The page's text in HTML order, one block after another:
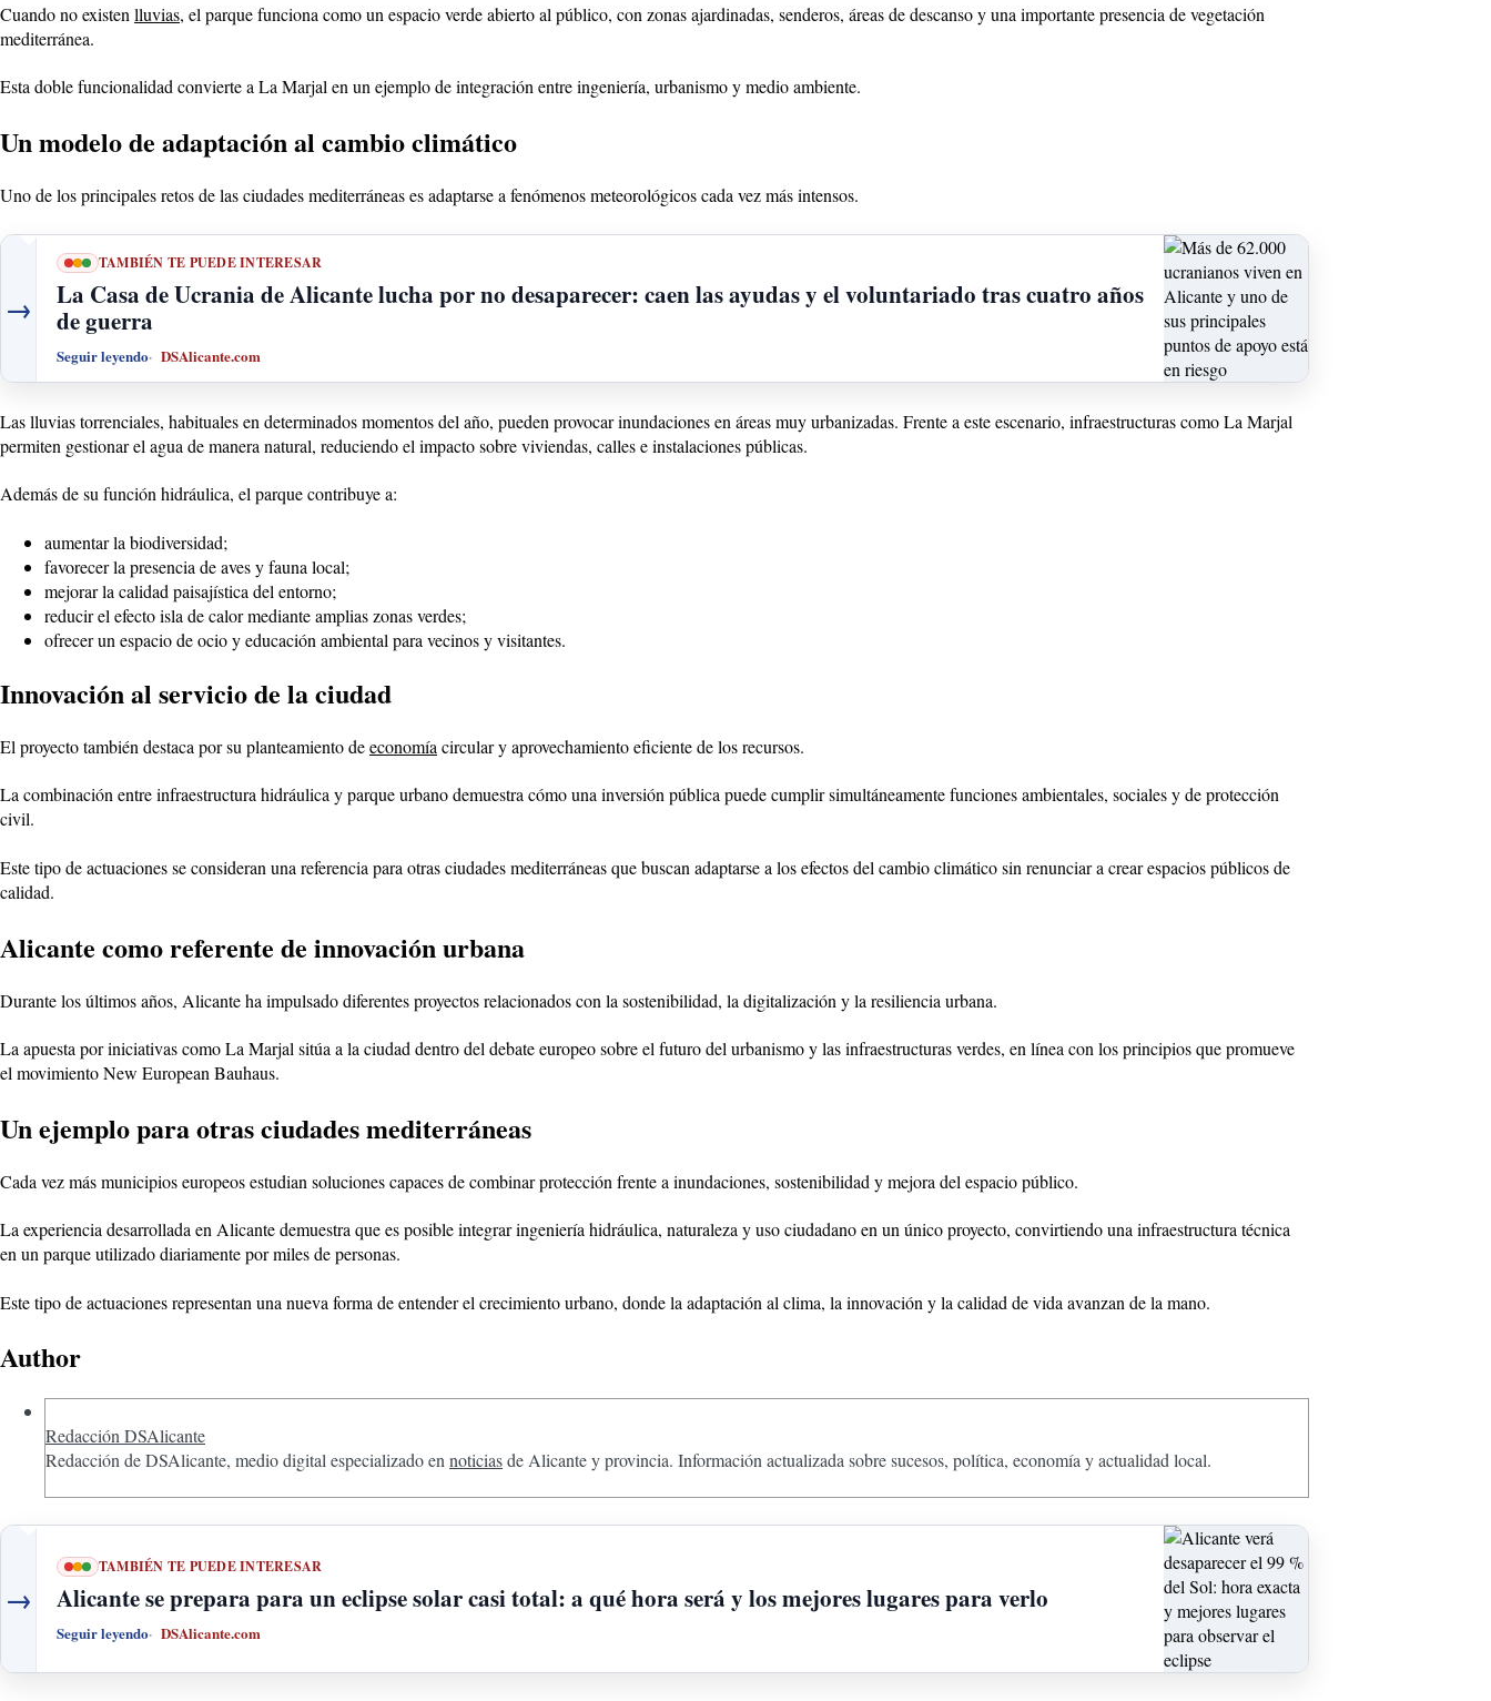
Cuando no existen lluvias, el parque funciona como un espacio verde abierto al público, con zonas ajardinadas, senderos, áreas de descanso y una importante presencia de vegetación
mediterránea.
Esta doble funcionalidad convierte a La Marjal en un ejemplo de integración entre ingeniería, urbanismo y medio ambiente.
Un modelo de adaptación al cambio climático
Uno de los principales retos de las ciudades mediterráneas es adaptarse a fenómenos meteorológicos cada vez más intensos.
→
TAMBIÉN TE PUEDE INTERESAR
La Casa de Ucrania de Alicante lucha por no desaparecer: caen las ayudas y el voluntariado tras cuatro años
de guerra
Seguir leyendo DSAlicante.com
Las lluvias torrenciales, habituales en determinados momentos del año, pueden provocar inundaciones en áreas muy urbanizadas. Frente a este escenario, infraestructuras como La Marjal
permiten gestionar el agua de manera natural, reduciendo el impacto sobre viviendas, calles e instalaciones públicas.
Además de su función hidráulica, el parque contribuye a:
aumentar la biodiversidad;
favorecer la presencia de aves y fauna local;
mejorar la calidad paisajística del entorno;
reducir el efecto isla de calor mediante amplias zonas verdes;
ofrecer un espacio de ocio y educación ambiental para vecinos y visitantes.
Innovación al servicio de la ciudad
El proyecto también destaca por su planteamiento deeconomía circular y aprovechamiento eficiente de los recursos.
La combinación entre infraestructura hidráulica y parque urbano demuestra cómo una inversión pública puede cumplir simultáneamente funciones ambientales, sociales y de protección
civil.
Este tipo de actuaciones se consideran una referencia para otras ciudades mediterráneas que buscan adaptarse a los efectos del cambio climático sin renunciar a crear espacios públicos de
calidad.
Alicante como referente de innovación urbana
Durante los últimos años, Alicante ha impulsado diferentes proyectos relacionados con la sostenibilidad, la digitalización y la resiliencia urbana.
La apuesta por iniciativas como La Marjal sitúa a la ciudad dentro del debate europeo sobre el futuro del urbanismo y las infraestructuras verdes, en línea con los principios que promueve
el movimiento New European Bauhaus.
Un ejemplo para otras ciudades mediterráneas
Cada vez más municipios europeos estudian soluciones capaces de combinar protección frente a inundaciones, sostenibilidad y mejora del espacio público.
La experiencia desarrollada en Alicante demuestra que es posible integrar ingeniería hidráulica, naturaleza y uso ciudadano en un único proyecto, convirtiendo una infraestructura técnica
en un parque utilizado diariamente por miles de personas.
Este tipo de actuaciones representan una nueva forma de entender el crecimiento urbano, donde la adaptación al clima, la innovación y la calidad de vida avanzan de la mano.
Author
Redacción DSAlicante
Redacción de DSAlicante, medio digital especializado ennoticiasde Alicante y provincia. Información actualizada sobre sucesos, política, economía y actualidad local.
→
TAMBIÉN TE PUEDE INTERESAR
Alicante se prepara para un eclipse solar casi total: a qué hora será y los mejores lugares para verlo
Seguir leyendo DSAlicante.com